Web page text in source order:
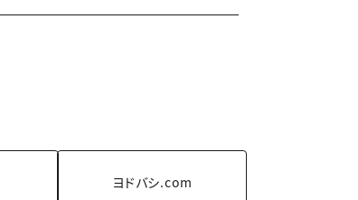
ヨドバシ.com